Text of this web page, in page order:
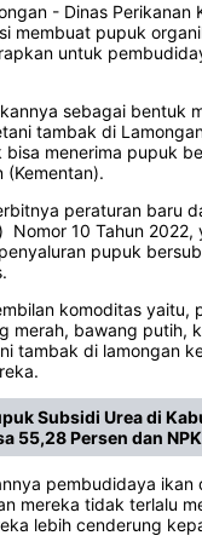
- Dinas Perikanan
membuat pupuk
untuk
sebagai bentuk
tambak di
menerima pupuk
(Kementan).
peraturan baru
Nomor 10 Tahun 2022,
pupuk
komoditas yaitu,
merah, bawang putih,
tambak di lamongan
Subsidi Urea di
55,28 Persen dan
pembudidaya ikan
mereka tidak terlalu
lebih cenderung